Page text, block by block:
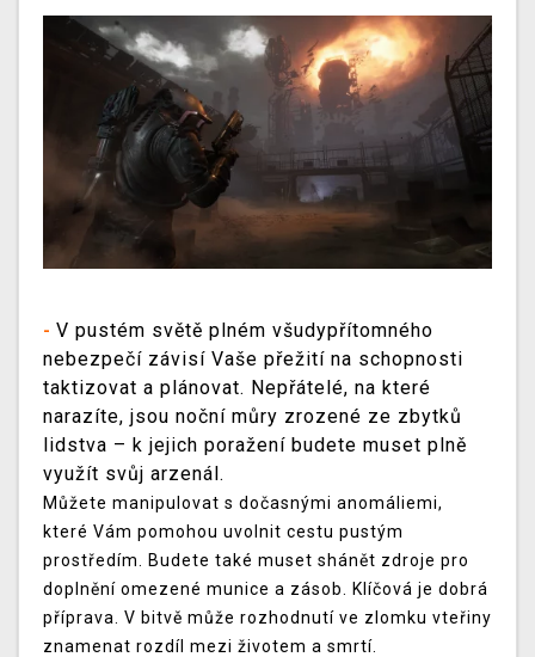
- V pustém světě plném všudypřítomného
nebezpečí závisí Vaše přežití na schopnosti
taktizovat a plánovat. Nepřátelé, na které
narazíte, jsou noční můry zrozené ze zbytků
lidstva – k jejich poražení budete muset plně
využít svůj arzenál.
Můžete manipulovat s dočasnými anomáliemi,
které Vám pomohou uvolnit cestu pustým
prostředím. Budete také muset shánět zdroje pro
doplnění omezené munice a zásob. Klíčová je dobrá
příprava. V bitvě může rozhodnutí ve zlomku vteřiny
znamenat rozdíl mezi životem a smrtí.